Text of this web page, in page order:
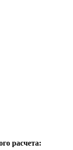
расчета: